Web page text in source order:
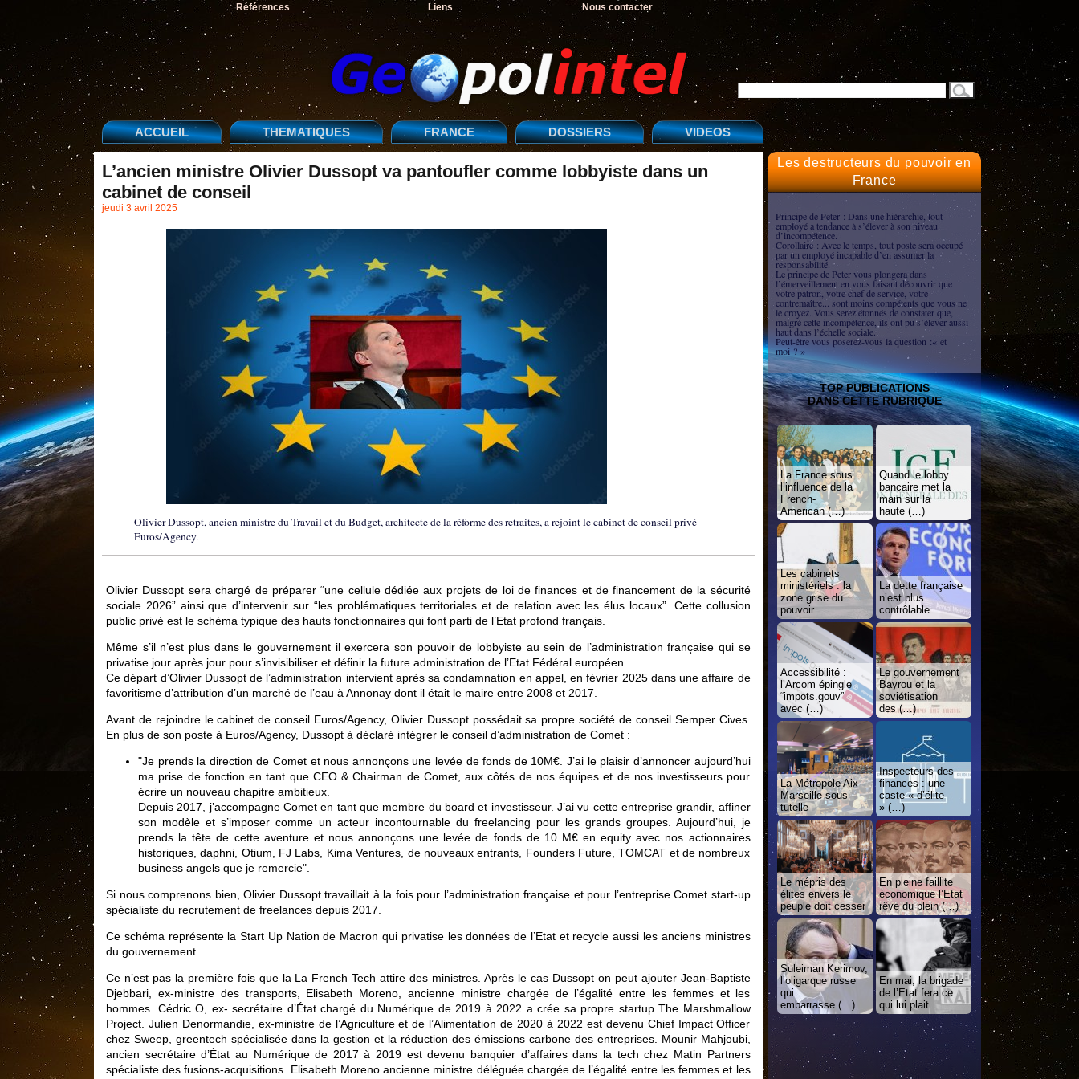
Références Liens Nous contacter
ACCUEIL THEMATIQUES FRANCE DOSSIERS VIDEOS
L’ancien ministre Olivier Dussopt va pantoufler comme lobbyiste dans un
cabinet de conseil
jeudi 3 avril 2025
Olivier Dussopt, ancien ministre du Travail et du Budget, architecte de la réforme des retraites, a rejoint le cabinet de conseil privé
Euros/Agency.
Olivier Dussopt sera chargé de préparer “une cellule dédiée aux projets de loi de finances et de financement de la sécurité
sociale 2026” ainsi que d’intervenir sur “les problématiques territoriales et de relation avec les élus locaux”. Cette collusion
public privé est le schéma typique des hauts fonctionnaires qui font parti de l’Etat profond français.
Même s’il n’est plus dans le gouvernement il exercera son pouvoir de lobbyiste au sein de l’administration française qui se
privatise jour après jour pour s’invisibiliser et définir la future administration de l’Etat Fédéral européen.
Ce départ d’Olivier Dussopt de l’administration intervient après sa condamnation en appel, en février 2025 dans une affaire de
favoritisme d’attribution d’un marché de l’eau à Annonay dont il était le maire entre 2008 et 2017.
Avant de rejoindre le cabinet de conseil Euros/Agency, Olivier Dussopt possédait sa propre société de conseil Semper Cives.
En plus de son poste à Euros/Agency, Dussopt à déclaré intégrer le conseil d’administration de Comet :
"Je prends la direction de Comet et nous annonçons une levée de fonds de 10M€. J’ai le plaisir d’annoncer aujourd’hui
ma prise de fonction en tant que CEO & Chairman de Comet, aux côtés de nos équipes et de nos investisseurs pour
écrire un nouveau chapitre ambitieux.
Depuis 2017, j’accompagne Comet en tant que membre du board et investisseur. J’ai vu cette entreprise grandir, affiner
son modèle et s’imposer comme un acteur incontournable du freelancing pour les grands groupes. Aujourd’hui, je
prends la tête de cette aventure et nous annonçons une levée de fonds de 10 M€ en equity avec nos actionnaires
historiques, daphni, Otium, FJ Labs, Kima Ventures, de nouveaux entrants, Founders Future, TOMCAT et de nombreux
business angels que je remercie".
Si nous comprenons bien, Olivier Dussopt travaillait à la fois pour l’administration française et pour l’entreprise Comet start-up
spécialiste du recrutement de freelances depuis 2017.
Ce schéma représente la Start Up Nation de Macron qui privatise les données de l’Etat et recycle aussi les anciens ministres
du gouvernement.
Ce n’est pas la première fois que la La French Tech attire des ministres. Après le cas Dussopt on peut ajouter Jean-Baptiste
Djebbari, ex-ministre des transports, Elisabeth Moreno, ancienne ministre chargée de l’égalité entre les femmes et les
hommes. Cédric O, ex- secrétaire d’État chargé du Numérique de 2019 à 2022 a crée sa propre startup The Marshmallow
Project. Julien Denormandie, ex-ministre de l’Agriculture et de l’Alimentation de 2020 à 2022 est devenu Chief Impact Officer
chez Sweep, greentech spécialisée dans la gestion et la réduction des émissions carbone des entreprises. Mounir Mahjoubi,
ancien secrétaire d’État au Numérique de 2017 à 2019 est devenu banquier d’affaires dans la tech chez Matin Partners
spécialiste des fusions-acquisitions. Elisabeth Moreno ancienne ministre déléguée chargée de l’égalité entre les femmes et les
Les destructeurs du pouvoir en
France
Principe de Peter : Dans une hiérarchie, tout
employé a tendance à s’élever à son niveau
d’incompétence.
Corollaire : Avec le temps, tout poste sera occupé
par un employé incapable d’en assumer la
responsabilité.
Le principe de Peter vous plongera dans
l’émerveillement en vous faisant découvrir que
votre patron, votre chef de service, votre
contremaître... sont moins compétents que vous ne
le croyez. Vous serez étonnés de constater que,
malgré cette incompétence, ils ont pu s’élever aussi
haut dans l’échelle sociale.
Peut-être vous poserez-vous la question :« et
moi ? »
TOP PUBLICATIONS
DANS CETTE RUBRIQUE
La France sous
l’influence de la
French-
American (…)
Quand le lobby
bancaire met la
main sur la
haute (…)
Les cabinets
ministériels : la
zone grise du
pouvoir
La dette française
n’est plus
contrôlable.
Accessibilité :
l’Arcom épingle
“impots.gouv”
avec (…)
Le gouvernement
Bayrou et la
soviétisation
des (…)
La Métropole Aix-
Marseille sous
tutelle
Inspecteurs des
finances : une
caste « d’élite
» (…)
Le mépris des
élites envers le
peuple doit cesser
En pleine faillite
économique l’Etat
rêve du plein (…)
Suleiman Kerimov,
l’oligarque russe
qui
embarrasse (…)
En mai, la brigade
de l’Etat fera ce
qui lui plait